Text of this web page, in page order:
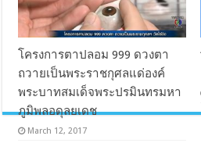
โครงการตาปลอม 999 ดวงตา
ถวายเป็นพระราชกุศลแด่องค์
พระบาทสมเด็จพระปรมินทรมหา
ภูมิพลอดุลยเดช
March 12, 2017